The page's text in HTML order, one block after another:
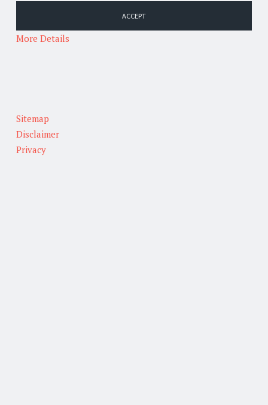
ACCEPT
More Details
Sitemap
Disclaimer
Privacy